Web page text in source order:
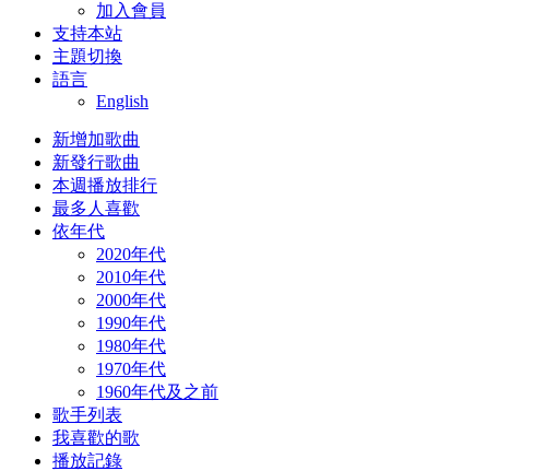
加入會員
支持本站
主題切換
語言
English
新增加歌曲
新發行歌曲
本週播放排行
最多人喜歡
依年代
2020年代
2010年代
2000年代
1990年代
1980年代
1970年代
1960年代及之前
歌手列表
我喜歡的歌
播放記錄